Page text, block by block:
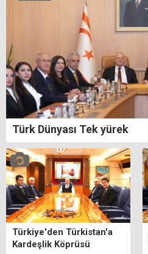
Türk Dünyası Tek yürek
Türkiye'den Türkistan'a
Kardeşlik Köprüsü